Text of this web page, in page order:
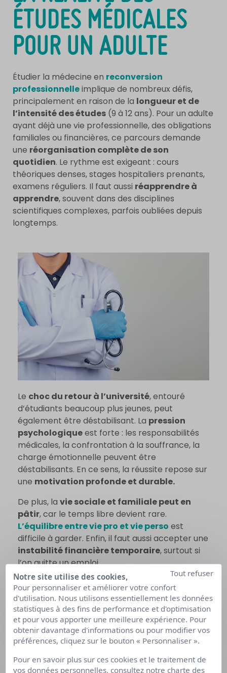
ÉTUDES MÉDICALES
POUR UN ADULTE
Étudier la médecine en reconversion
professionnelleimplique de nombreux défis,
principalement en raison de la longueur et de
l’intensité des études (9 à 12 ans). Pour un adulte
ayant déjà une vie professionnelle, des obligations
familiales ou financières, ce parcours demande
une réorganisation complète de son
quotidien. Le rythme est exigeant : cours
théoriques denses, stages hospitaliers prenants,
examens réguliers. Il faut aussi réapprendre à
apprendre, souvent dans des disciplines
scientifiques complexes, parfois oubliées depuis
longtemps.
Le choc du retour à l’université, entouré
d’étudiants beaucoup plus jeunes, peut
également être déstabilisant. La pression
psychologiqueest forte : les responsabilités
médicales, la confrontation à la souffrance, la
charge émotionnelle peuvent être
déstabilisants. En ce sens, la réussite repose sur
une motivation profonde et durable.
De plus, la vie sociale et familiale peut en
pâtir, car le temps libre devient rare.
L’équilibre entre vie pro et vie perso est
difficile à garder. Enfin, il faut aussi accepter une
instabilité financière temporaire, surtout si
l’on quitte un emploi.
Mais de nombreux étudiants en reconversion
témoignent que, malgré les difficultés, ils ne
regrettent absolument pas leur choix.
ET LA VIE
Notre site utilise des cookies,
Pour personnaliser et améliorer votre confort
d'utilisation. Nous utilisons essentiellement les données
statistiques à des fins de performance et d'optimisation
et pour vous apporter une meilleure expérience. Pour
obtenir davantage d'informations ou pour modifier vos
préférences, cliquez sur le bouton « Personnaliser ».
Pour en savoir plus sur ces cookies et le traitement de
vos données personnelles, consultez notre charte des
Tout refuser